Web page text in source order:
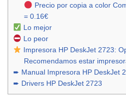
Precio por copia a color
= 0.16€
Lo mejor
Lo peor
Impresora HP DeskJet 2723:
Recomendamos estar
➨ Manual Impresora HP DeskJet
➨ Drivers HP DeskJet 2723